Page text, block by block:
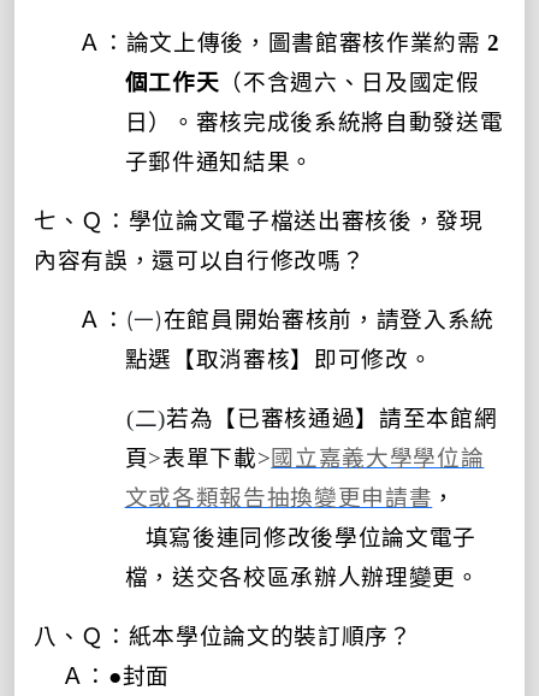
Ａ：論文上傳後，圖書館審核作業約需2
個工作天 （不含週六、日及國定假
日）。審核完成後系統將自動發送電
子郵件通知結果。
七、Ｑ： 學位論文電子檔送出審核後 ，發現
內容有誤，還可以自行修改嗎？
Ａ： (一)在館員開始審核前， 請登入系統
點選 【取消審核】 即可修改。
(二)若為【已審核通過】請至本館網
頁>表單下載>國立嘉義大學學位論
文或各類報告抽換變更申請書 ，
填寫後連同修改後學位論文電子
檔， 送交各校區承辦人辦理變更。
八、Ｑ：紙本學位論文的裝訂順序？
Ａ：●封面